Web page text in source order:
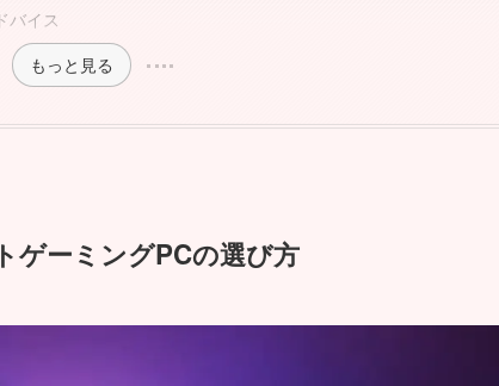
バイス
もっと見る
ゲーミングPCの選び方